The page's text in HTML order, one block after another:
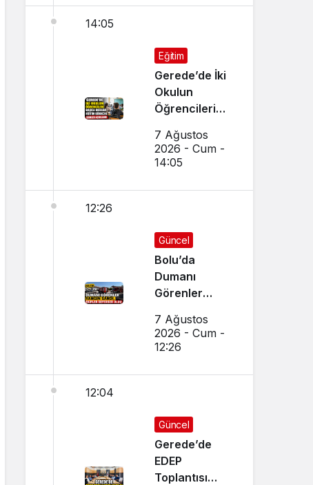
14:05
Eğitim
Gerede’de İki
Okulun
Öğrencileri
Eğitim
Görecek
7 Ağustos
2026 - Cum -
14:05
12:26
Güncel
Bolu’da
Dumanı
Görenler
Ekipler
Seferber Oldu
7 Ağustos
2026 - Cum -
12:26
12:04
Güncel
Gerede’de
EDEP
Toplantısı